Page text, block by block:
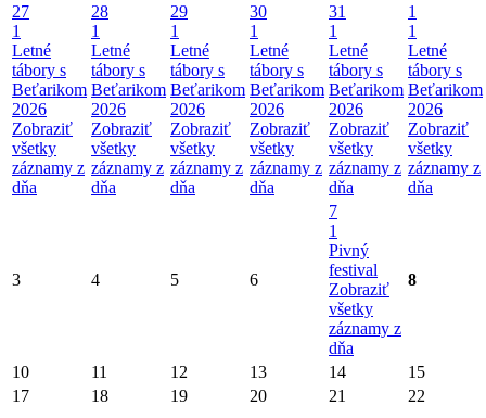
27
1
Letné
tábory s
Beťarikom
2026
Zobraziť
všetky
záznamy z
dňa
28
1
Letné
tábory s
Beťarikom
2026
Zobraziť
všetky
záznamy z
dňa
29
1
Letné
tábory s
Beťarikom
2026
Zobraziť
všetky
záznamy z
dňa
30
1
Letné
tábory s
Beťarikom
2026
Zobraziť
všetky
záznamy z
dňa
31
1
Letné
tábory s
Beťarikom
2026
Zobraziť
všetky
záznamy z
dňa
1
1
Letné
tábory s
Beťarikom
2026
Zobraziť
všetky
záznamy z
dňa
3 4 5 6
7
1
Pivný
festival
Zobraziť
všetky
záznamy z
dňa
8
10 11 12 13 14
15
17
18 19 20 21 22